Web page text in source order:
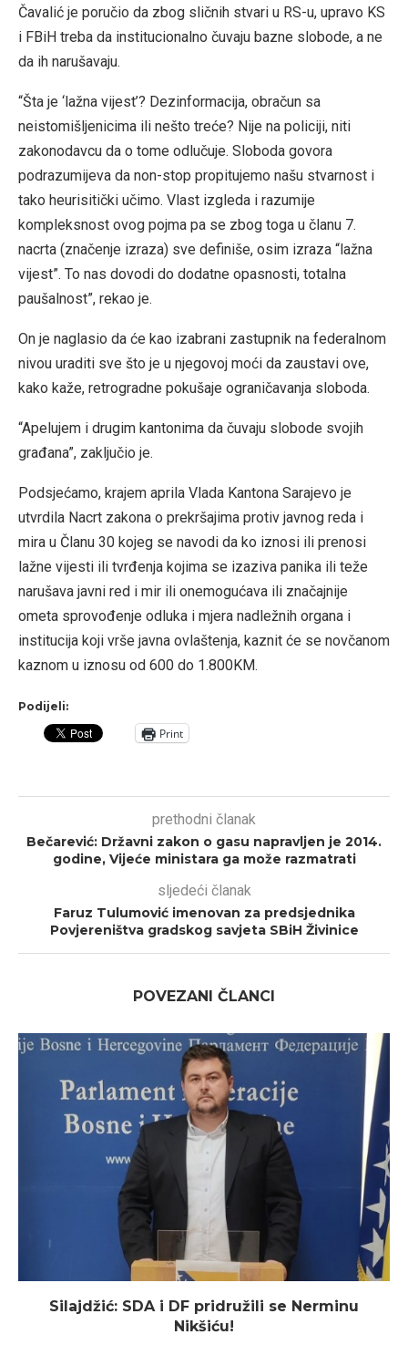
Čavalić je poručio da zbog sličnih stvari u RS-u, upravo KS
i FBiH treba da institucionalno čuvaju bazne slobode, a ne
da ih narušavaju.
“Šta je ‘lažna vijest’? Dezinformacija, obračun sa
neistomišljenicima ili nešto treće? Nije na policiji, niti
zakonodavcu da o tome odlučuje. Sloboda govora
podrazumijeva da non-stop propitujemo našu stvarnost i
tako heurisitički učimo. Vlast izgleda i razumije
kompleksnost ovog pojma pa se zbog toga u članu 7.
nacrta (značenje izraza) sve definiše, osim izraza “lažna
vijest”. To nas dovodi do dodatne opasnosti, totalna
paušalnost”, rekao je.
On je naglasio da će kao izabrani zastupnik na federalnom
nivou uraditi sve što je u njegovoj moći da zaustavi ove,
kako kaže, retrogradne pokušaje ograničavanja sloboda.
“Apelujem i drugim kantonima da čuvaju slobode svojih
građana”, zaključio je.
Podsjećamo, krajem aprila Vlada Kantona Sarajevo je
utvrdila Nacrt zakona o prekršajima protiv javnog reda i
mira u Članu 30 kojeg se navodi da ko iznosi ili prenosi
lažne vijesti ili tvrđenja kojima se izaziva panika ili teže
narušava javni red i mir ili onemogućava ili značajnije
ometa sprovođenje odluka i mjera nadležnih organa i
institucija koji vrše javna ovlaštenja, kaznit će se novčanom
kaznom u iznosu od 600 do 1.800KM.
Podijeli:
Print
prethodni članak
Bečarević: Državni zakon o gasu napravljen je 2014.
godine, Vijeće ministara ga može razmatrati
sljedeći članak
Faruz Tulumović imenovan za predsjednika
Povjereništva gradskog savjeta SBiH Živinice
POVEZANI ČLANCI
Silajdžić: SDA i DF pridružili se Nerminu
Nikšiću!